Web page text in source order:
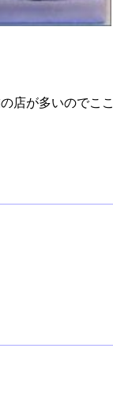
店が多いのでここ